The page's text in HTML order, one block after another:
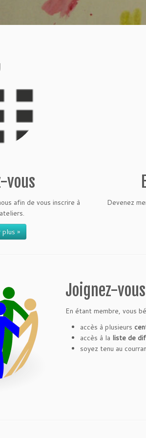
vous
afin de vous inscrire à
plus »
Devenez
Joignez-
En étant membre, vous
accès à plusieurs
accès à la liste de
soyez tenu au